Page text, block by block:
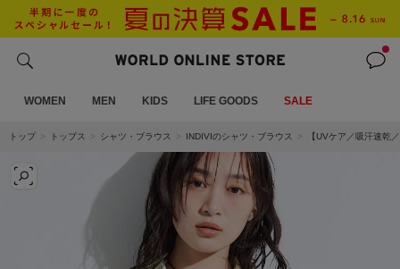
WOMEN MEN KIDS LIFE GOODS SALE
トップ トップス シャツ・ブラウス INDIVIのシャツ・ブラウス 【UVケア／吸汗速乾